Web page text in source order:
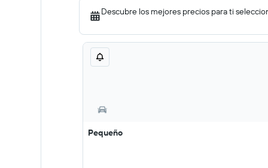
Descubre los mejores precios para ti
Pequeño